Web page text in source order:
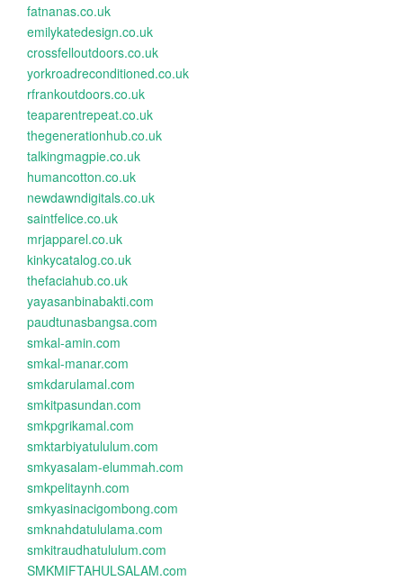
fatnanas.co.uk
emilykatedesign.co.uk
crossfelloutdoors.co.uk
yorkroadreconditioned.co.uk
rfrankoutdoors.co.uk
teaparentrepeat.co.uk
thegenerationhub.co.uk
talkingmagpie.co.uk
humancotton.co.uk
newdawndigitals.co.uk
saintfelice.co.uk
mrjapparel.co.uk
kinkycatalog.co.uk
thefaciahub.co.uk
yayasanbinabakti.com
paudtunasbangsa.com
smkal-amin.com
smkal-manar.com
smkdarulamal.com
smkitpasundan.com
smkpgrikamal.com
smktarbiyatululum.com
smkyasalam-elummah.com
smkpelitaynh.com
smkyasinacigombong.com
smknahdatululama.com
smkitraudhatululum.com
SMKMIFTAHULSALAM.com